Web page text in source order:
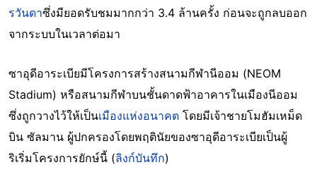
รวันดาซึ่งมียอดรับชมมากกว่า 3.4 ล้านครั้ง ก่อนจะถูกลบออก
จากระบบในเวลาต่อมา
ซาอุดีอาระเบียมีโครงการสร้างสนามกีฬานีออม (NEOM
Stadium) หรือสนามกีฬาบนชั้นดาดฟ้าอาคารในเมืองนีออม
ซึ่งถูกวางไว้ให้เป็นเมืองแห่งอนาคต โดยมีเจ้าชายโมฮัมเหม็ด
บิน ซัลมาน ผู้ปกครองโดยพฤตินัยของซาอุดีอาระเบียเป็นผู้
ริเริ่มโครงการยักษ์นี้ (ลิงก์บันทึก)